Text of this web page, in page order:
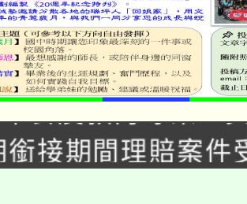
綠生活教案入校路
食農教育專業人
銜接期間理賠案件